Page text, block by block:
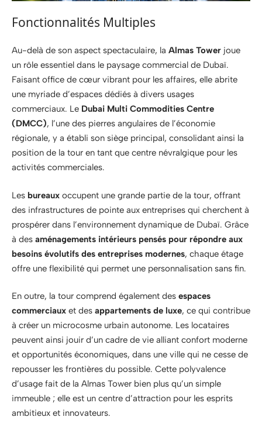
Fonctionnalités Multiples
Au-delà de son aspect spectaculaire, la Almas Tower joue
un rôle essentiel dans le paysage commercial de Dubaï.
Faisant office de cœur vibrant pour les affaires, elle abrite
une myriade d’espaces dédiés à divers usages
commerciaux. Le Dubai Multi Commodities Centre
(DMCC), l’une des pierres angulaires de l’économie
régionale, y a établi son siège principal, consolidant ainsi la
position de la tour en tant que centre névralgique pour les
activités commerciales.
Les bureaux occupent une grande partie de la tour, offrant
des infrastructures de pointe aux entreprises qui cherchent à
prospérer dans l’environnement dynamique de Dubaï. Grâce
à des aménagements intérieurs pensés pour répondre aux
besoins évolutifs des entreprises modernes, chaque étage
offre une flexibilité qui permet une personnalisation sans fin.
En outre, la tour comprend également des espaces
commerciaux et des appartements de luxe, ce qui contribue
à créer un microcosme urbain autonome. Les locataires
peuvent ainsi jouir d’un cadre de vie alliant confort moderne
et opportunités économiques, dans une ville qui ne cesse de
repousser les frontières du possible. Cette polyvalence
d’usage fait de la Almas Tower bien plus qu’un simple
immeuble ; elle est un centre d’attraction pour les esprits
ambitieux et innovateurs.